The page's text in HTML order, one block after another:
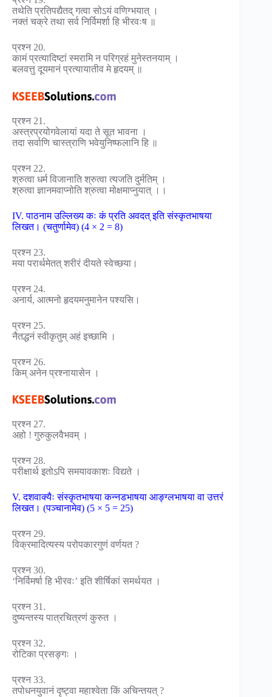
तथेति प्रतिपद्यैतद् गत्वा सोऽयं वणिग्भयात् ।
नक्तं चक्रे तथा सर्व निर्विमर्शा हि भीरवःष ॥
प्रश्न 20.
कामं प्रत्यादिष्टां स्मरामि न परिग्रहं मुनेस्तनयाम् ।
बलवत्तु दूयमानं प्रत्यायातीव मे हृदयम् ॥
प्रश्न 21.
अस्त्रप्रयोगवेलायां यदा ते सूत भावना ।
तदा सर्वाणि चास्त्राणि भवेयुनिष्फलानि हि ॥
प्रश्न 22.
श्रुत्वा धर्म विजानाति श्रुत्वा त्यजति दुर्मतिम् ।
श्रुत्वा ज्ञानमवाप्नोति श्रुत्वा मोक्षमाप्नुयात् ।।
IV. पाठनाम उल्लिख्य कः कं प्रति अवदत् इति संस्कृतभाषया
लिखत। (चतुर्णामेव) (4 × 2 = 8)
प्रश्न 23.
मया परार्थमेतत् शरीरं दीयते स्वेच्छया।
प्रश्न 24.
अनार्य, आत्मनो हृदयमनुमानेन पश्यसि।
प्रश्न 25.
नैतद्धनं स्वीकृतुम् अहं इच्छामि ।
प्रश्न 26.
किम् अनेन प्रश्नायासेन ।
प्रश्न 27.
अहो ! गुरुकुलवैभवम् ।
प्रश्न 28.
परीक्षार्थ इतोऽपि समयावकाशः विद्यते ।
V. दशवाक्यैः संस्कृतभाषया कन्नडभाषया आङ्ग्लभाषया वा उत्तरं
लिखत। (पञ्चानामेव) (5 × 5 = 25)
प्रश्न 29.
विक्रमादित्यस्य परोपकारगुणं वर्णयत ?
प्रश्न 30.
‘निर्विमर्षा हि भीरवः’ इति शीर्षिकां समर्थयत ।
प्रश्न 31.
दुष्यन्तस्य पात्रचित्रणं कुरुत ।
प्रश्न 32.
रोटिका प्रसङ्गः ।
प्रश्न 33.
तपोधनयुवानं दृष्ट्वा महाश्वेता किं अचिन्तयत् ?